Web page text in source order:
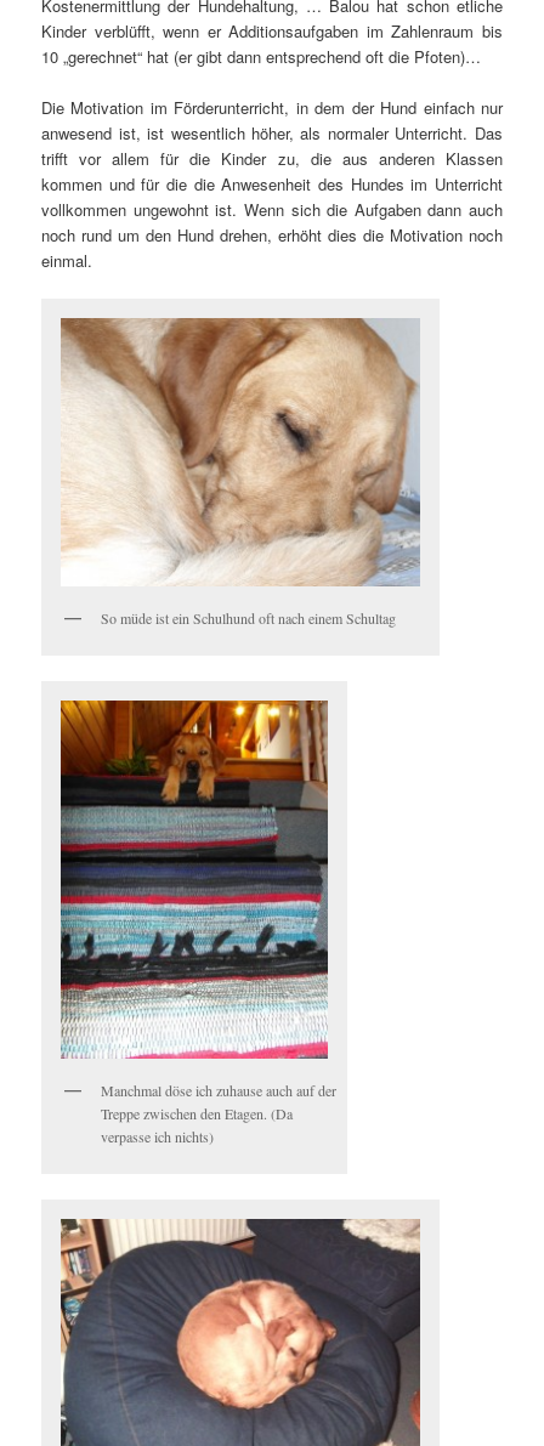
Kostenermittlung der Hundehaltung, … Balou hat schon etliche
Kinder verblüfft, wenn er Additionsaufgaben im Zahlenraum bis
10 „gerechnet“ hat (er gibt dann entsprechend oft die Pfoten)…
Die Motivation im Förderunterricht, in dem der Hund einfach nur
anwesend ist, ist wesentlich höher, als normaler Unterricht. Das
trifft vor allem für die Kinder zu, die aus anderen Klassen
kommen und für die die Anwesenheit des Hundes im Unterricht
vollkommen ungewohnt ist. Wenn sich die Aufgaben dann auch
noch rund um den Hund drehen, erhöht dies die Motivation noch
einmal.
So müde ist ein Schulhund oft nach einem Schultag
Manchmal döse ich zuhause auch auf der
Treppe zwischen den Etagen. (Da
verpasse ich nichts)